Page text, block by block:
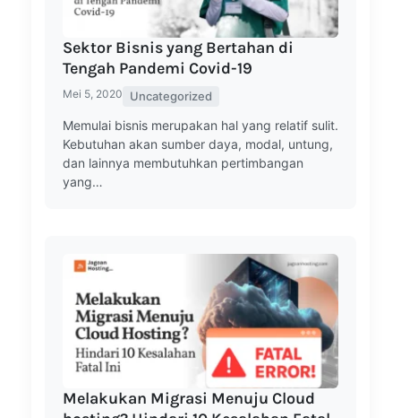
Sektor Bisnis yang Bertahan di
Tengah Pandemi Covid-19
Mei 5, 2020 Uncategorized
Memulai bisnis merupakan hal yang relatif sulit.
Kebutuhan akan sumber daya, modal, untung,
dan lainnya membutuhkan pertimbangan
yang…
Melakukan Migrasi Menuju Cloud